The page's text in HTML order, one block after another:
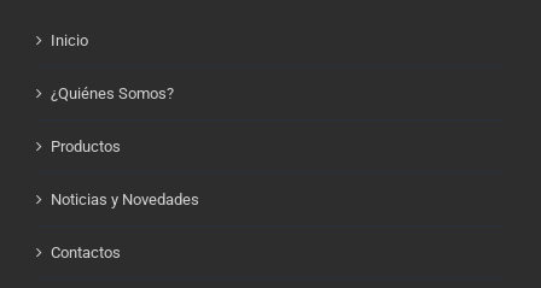
Inicio
¿Quiénes Somos?
Productos
Noticias y Novedades
Contactos